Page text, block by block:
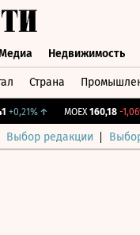
Недвижимость
Страна
+0,21%↑ MOEX 160,18 -1,06%
Выбор редакции